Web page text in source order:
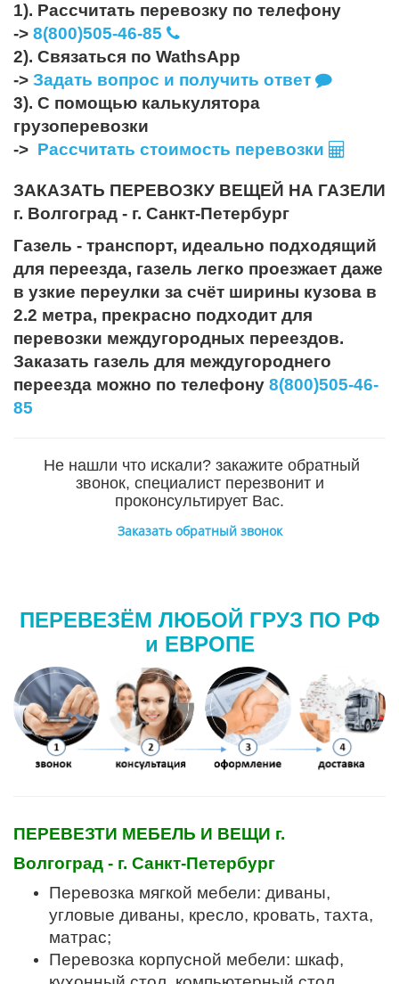
1). Рассчитать перевозку по телефону
-> 8(800)505-46-85
2). Связаться по WathsApp
-> Задать вопрос и получить ответ
3). С помощью калькулятора
грузоперевозки
-> Рассчитать стоимость перевозки
ЗАКАЗАТЬ ПЕРЕВОЗКУ ВЕЩЕЙ НА ГАЗЕЛИ
г. Волгоград - г. Санкт-Петербург
Газель - транспорт, идеально подходящий
для переезда, газель легко проезжает даже
в узкие переулки за счёт ширины кузова в
2.2 метра, прекрасно подходит для
перевозки междугородных переездов.
Заказать газель для междугороднего
переезда можно по телефону 8(800)505-46-
85
Не нашли что искали? закажите обратный
звонок, специалист перезвонит и
проконсультирует Вас.
Заказать обратный звонок
ПЕРЕВЕЗЁМ ЛЮБОЙ ГРУЗ ПО РФ
и ЕВРОПЕ
ПЕРЕВЕЗТИ МЕБЕЛЬ И ВЕЩИ г.
Волгоград - г. Санкт-Петербург
Перевозка мягкой мебели: диваны,
угловые диваны, кресло, кровать, тахта,
матрас;
Перевозка корпусной мебели: шкаф,